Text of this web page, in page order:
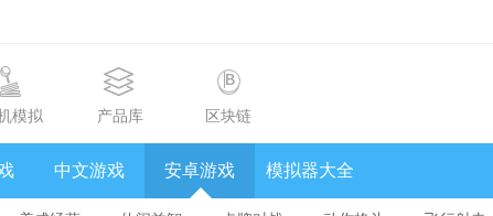
模拟 产品库 区块链
中文游戏 安卓游戏 模拟器大全